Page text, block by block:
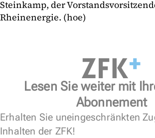
Steinkamp, der
Rheinenergie. (hoe)
Lesen Sie weiter mit
Abonnement
Erhalten Sie uneingeschränkten
Inhalten der ZFK!